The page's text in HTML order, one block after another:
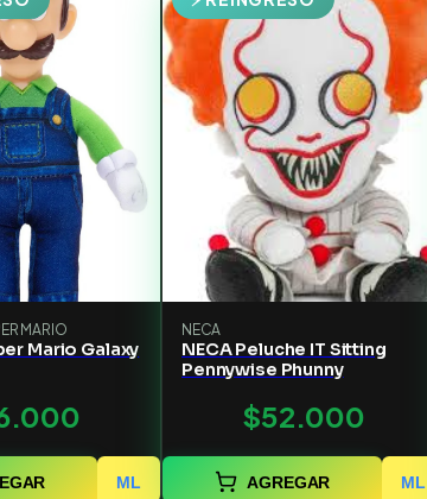
MARIO
Mario Galaxy
ML
NECA
NECA Peluche IT Sitting
Pennywise Phunny
$52.000
AGREGAR ML